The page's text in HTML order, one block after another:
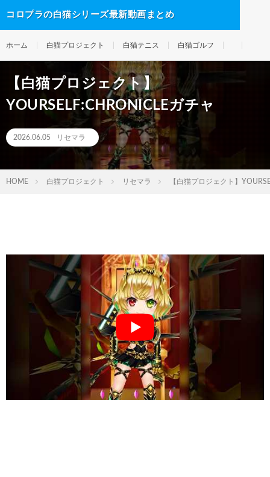
コロプラの白猫シリーズ最新動画まとめ
ホーム 白猫プロジェクト 白猫テニス 白猫ゴルフ
【白猫プロジェクト】
YOURSELF:CHRONICLEガチャ
2026.06.05 リセマラ
HOME 白猫プロジェクト リセマラ 【白猫プロジェクト】